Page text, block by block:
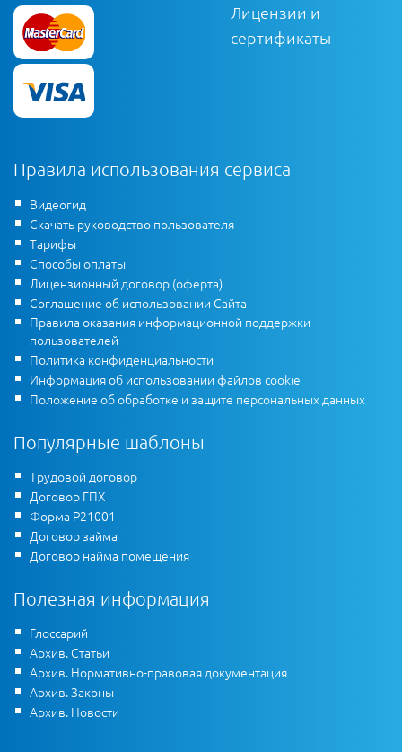
Лицензии и
сертификаты
Правила использования сервиса
Видеогид
Скачать руководство пользователя
Тарифы
Способы оплаты
Лицензионный договор (оферта)
Соглашение об использовании Сайта
Правила оказания информационной поддержки
пользователей
Политика конфиденциальности
Информация об использовании файлов cookie
Положение об обработке и защите персональных данных
Популярные шаблоны
Трудовой договор
Договор ГПХ
Форма Р21001
Договор займа
Договор найма помещения
Полезная информация
Глоссарий
Архив. Статьи
Архив. Нормативно-правовая документация
Архив. Законы
Архив. Новости